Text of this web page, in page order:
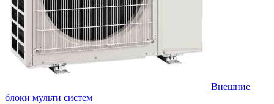
Внешние
блоки мульти систем